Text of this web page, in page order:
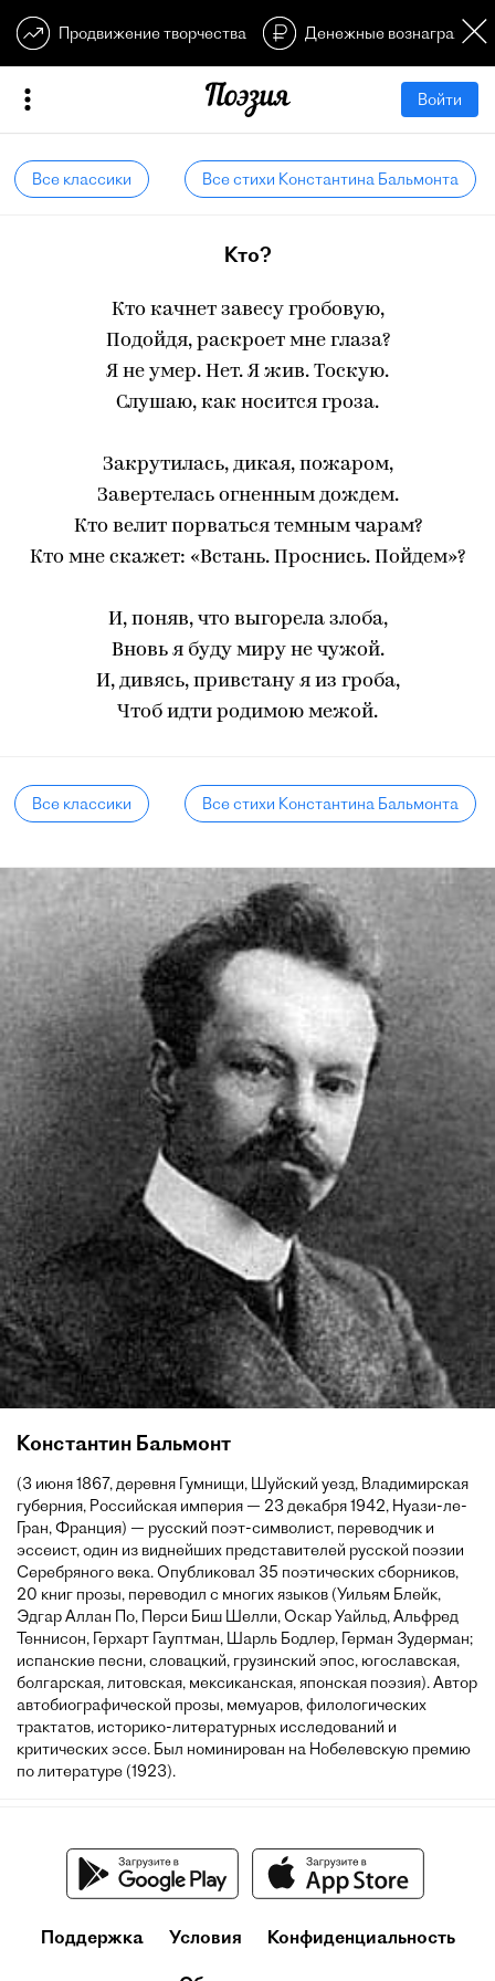
Продвижение творчества Денежные
Войти
Все классики Все стихи Константина Бальмонта
Кто?
Кто качнет завесу гробовую,
Подойдя, раскроет мне глаза?
Я не умер. Нет. Я жив. Тоскую.
Слушаю, как носится гроза.
Закрутилась, дикая, пожаром,
Завертелась огненным дождем.
Кто велит порваться темным чарам?
Кто мне скажет: «Встань. Проснись. Пойдем»?
И, поняв, что выгорела злоба,
Вновь я буду миру не чужой.
И, дивясь, привстану я из гроба,
Чтоб идти родимою межой.
Все классики Все стихи Константина Бальмонта
Константин Бальмонт
(3 июня 1867, деревня Гумнищи, Шуйский уезд, Владимирская
губерния, Российская империя — 23 декабря 1942, Нуази-ле-
Гран, Франция) — русский поэт-символист, переводчик и
эссеист, один из виднейших представителей русской поэзии
Серебряного века. Опубликовал 35 поэтических сборников,
20 книг прозы, переводил с многих языков (Уильям Блейк,
Эдгар Аллан По, Перси Биш Шелли, Оскар Уайльд, Альфред
Теннисон, Герхарт Гауптман, Шарль Бодлер, Герман Зудерман;
испанские песни, словацкий, грузинский эпос, югославская,
болгарская, литовская, мексиканская, японская поэзия). Автор
автобиографической прозы, мемуаров, филологических
трактатов, историко-литературных исследований и
критических эссе. Был номинирован на Нобелевскую премию
по литературе (1923).
Поддержка Условия Конфиденциальность